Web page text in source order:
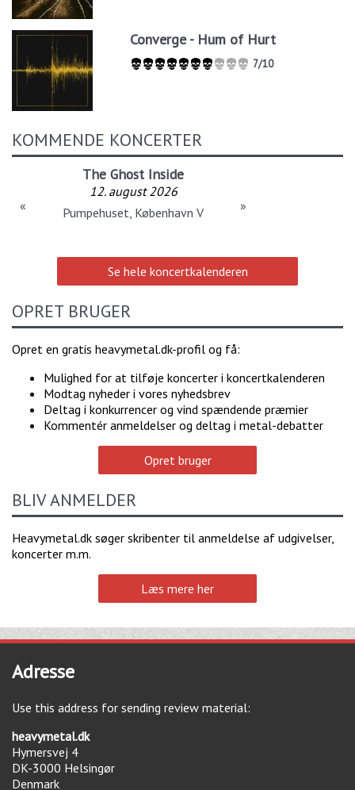
Converge - Hum of Hurt
7/10
KOMMENDE KONCERTER
The Ghost Inside
12. august 2026
Pumpehuset, København V
« »
Se hele koncertkalenderen
OPRET BRUGER
Opret en gratis heavymetal.dk-profil og få:
Mulighed for at tilføje koncerter i koncertkalenderen
Modtag nyheder i vores nyhedsbrev
Deltag i konkurrencer og vind spændende præmier
Kommentér anmeldelser og deltag i metal-debatter
Opret bruger
BLIV ANMELDER
Heavymetal.dk søger skribenter til anmeldelse af udgivelser,
koncerter m.m.
Læs mere her
Adresse
Use this address for sending review material:
heavymetal.dk
Hymersvej 4
DK-3000 Helsingør
Denmark